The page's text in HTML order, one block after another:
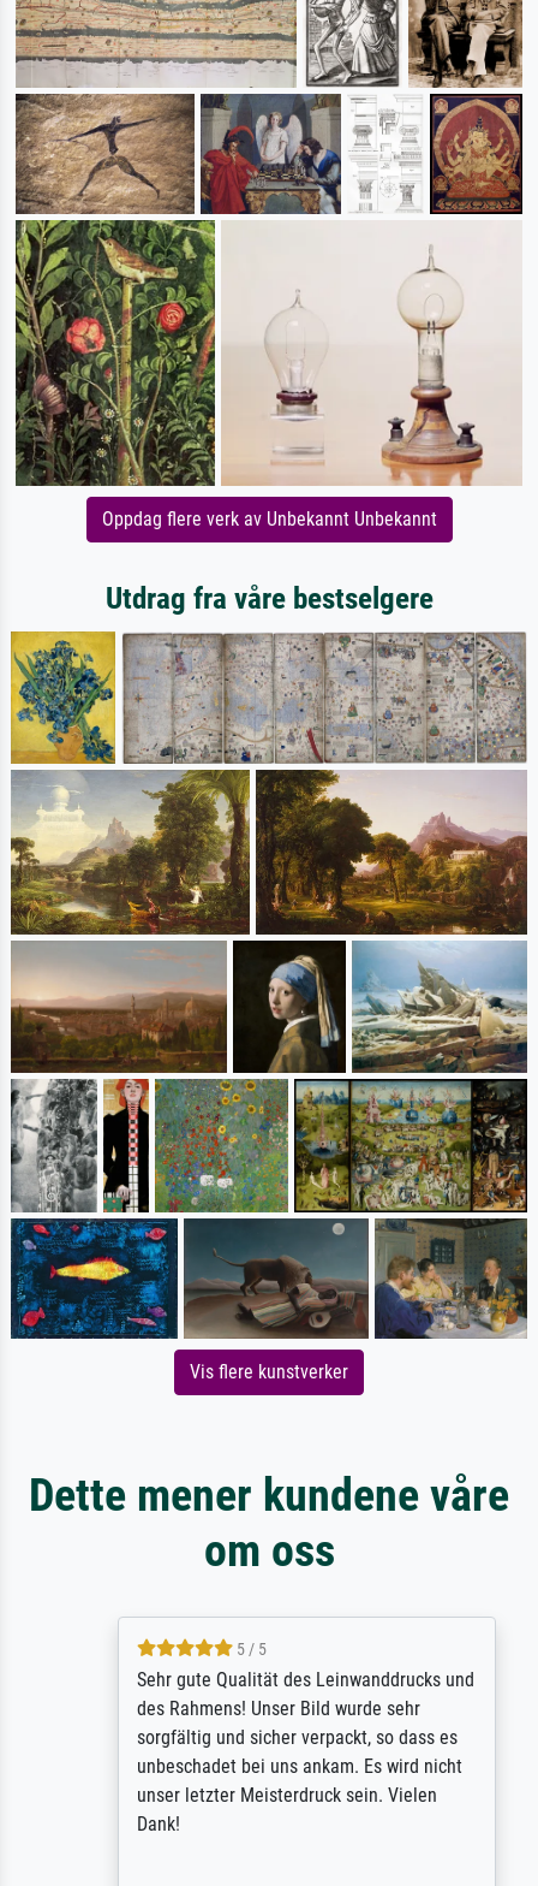
Oppdag flere verk av Unbekannt Unbekannt
Utdrag fra våre bestselgere
Vis flere kunstverker
Dette mener kundene våre
om oss
5 / 5
Sehr gute Qualität des Leinwanddrucks und
des Rahmens! Unser Bild wurde sehr
sorgfältig und sicher verpackt, so dass es
unbeschadet bei uns ankam. Es wird nicht
unser letzter Meisterdruck sein. Vielen
Dank!